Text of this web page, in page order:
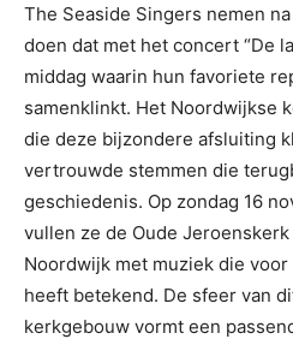
The Seaside Singers nemen
doen dat met het concert “De
middag waarin hun favoriete
samenklinkt. Het Noordwijkse
die deze bijzondere afsluiting
vertrouwde stemmen die
geschiedenis. Op zondag 16
vullen ze de Oude
Noordwijk met muziek die
heeft betekend. De sfeer van
kerkgebouw vormt een